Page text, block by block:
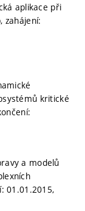
aplikace při
zahájení:
kritické
a modelů
01.01.2015,